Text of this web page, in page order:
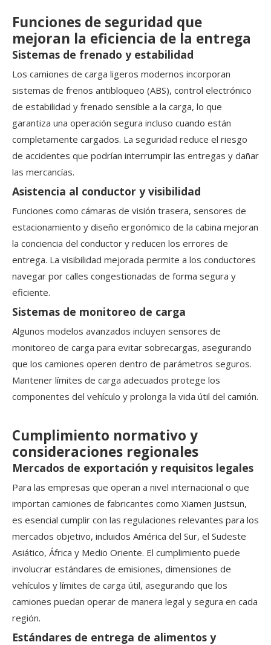
Funciones de seguridad que
mejoran la eficiencia de la entrega
Sistemas de frenado y estabilidad
Los camiones de carga ligeros modernos incorporan
sistemas de frenos antibloqueo (ABS), control electrónico
de estabilidad y frenado sensible a la carga, lo que
garantiza una operación segura incluso cuando están
completamente cargados. La seguridad reduce el riesgo
de accidentes que podrían interrumpir las entregas y dañar
las mercancías.
Asistencia al conductor y visibilidad
Funciones como cámaras de visión trasera, sensores de
estacionamiento y diseño ergonómico de la cabina mejoran
la conciencia del conductor y reducen los errores de
entrega. La visibilidad mejorada permite a los conductores
navegar por calles congestionadas de forma segura y
eficiente.
Sistemas de monitoreo de carga
Algunos modelos avanzados incluyen sensores de
monitoreo de carga para evitar sobrecargas, asegurando
que los camiones operen dentro de parámetros seguros.
Mantener límites de carga adecuados protege los
componentes del vehículo y prolonga la vida útil del camión.
Cumplimiento normativo y
consideraciones regionales
Mercados de exportación y requisitos legales
Para las empresas que operan a nivel internacional o que
importan camiones de fabricantes como Xiamen Justsun,
es esencial cumplir con las regulaciones relevantes para los
mercados objetivo, incluidos América del Sur, el Sudeste
Asiático, África y Medio Oriente. El cumplimiento puede
involucrar estándares de emisiones, dimensiones de
vehículos y límites de carga útil, asegurando que los
camiones puedan operar de manera legal y segura en cada
región.
Estándares de entrega de alimentos y